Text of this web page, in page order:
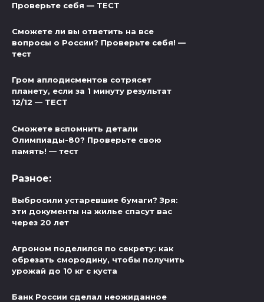
Проверьте себя — ТЕСТ
Сможете ли вы ответить на все
вопросы о России? Проверьте себя! —
тест
Гром аплодисментов сотрясет
планету, если за 1 минуту результат
12/12 — ТЕСТ
Сможете вспомнить детали
Олимпиады-80? Проверьте свою
память! — тест
Разное:
Выбросили устаревшие бумаги? Зря:
эти документы на жилье спасут вас
через 20 лет
Агроном поделился по секрету: как
обрезать смородину, чтобы получить
урожай до 10 кг с куста
Банк России сделал неожиданное